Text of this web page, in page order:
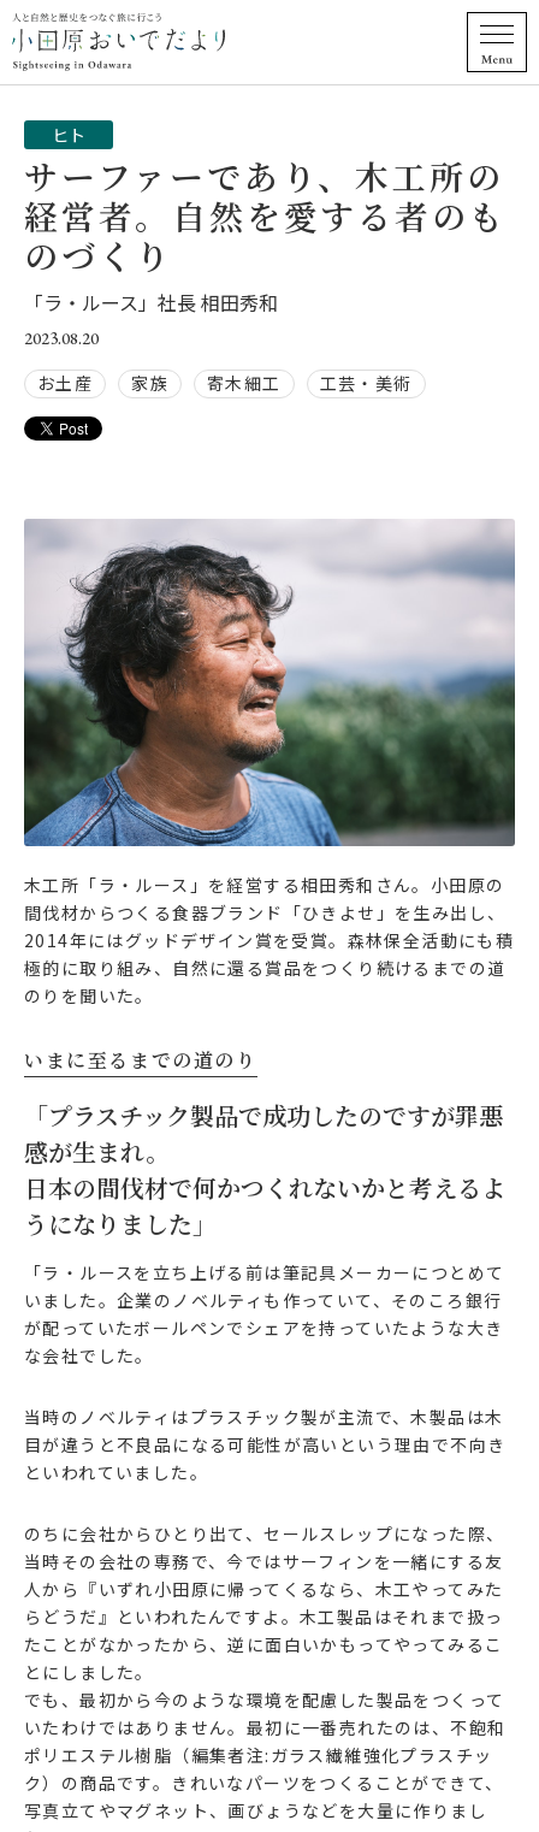
ヒト
サーファーであり、木工所の
経営者。自然を愛する者のも
のづくり
「ラ・ルース」社長 相田秀和
2023.08.20
お土産 家族 寄木細工 工芸・美術
木工所「ラ・ルース」を経営する相田秀和さん。小田原の
間伐材からつくる食器ブランド「ひきよせ」を生み出し、
2014年にはグッドデザイン賞を受賞。森林保全活動にも積
極的に取り組み、自然に還る賞品をつくり続けるまでの道
のりを聞いた。
いまに至るまでの道のり
「プラスチック製品で成功したのですが罪悪
感が生まれ。
日本の間伐材で何かつくれないかと考えるよ
うになりました」
「ラ・ルースを立ち上げる前は筆記具メーカーにつとめて
いました。企業のノベルティも作っていて、そのころ銀行
が配っていたボールペンでシェアを持っていたような大き
な会社でした。
当時のノベルティはプラスチック製が主流で、木製品は木
目が違うと不良品になる可能性が高いという理由で不向き
といわれていました。
のちに会社からひとり出て、セールスレップになった際、
当時その会社の専務で、今ではサーフィンを一緒にする友
人から『いずれ小田原に帰ってくるなら、木工やってみた
らどうだ』といわれたんですよ。木工製品はそれまで扱っ
たことがなかったから、逆に面白いかもってやってみるこ
とにしました。
でも、最初から今のような環境を配慮した製品をつくって
いたわけではありません。最初に一番売れたのは、不飽和
ポリエステル樹脂（編集者注:ガラス繊維強化プラスチッ
ク）の商品です。きれいなパーツをつくることができて、
写真立てやマグネット、画びょうなどを大量に作りまし